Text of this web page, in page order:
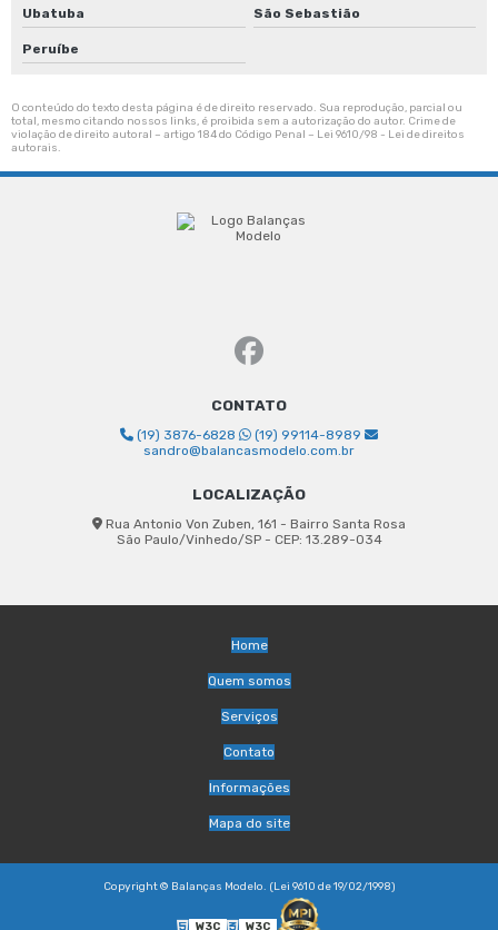
Ubatuba São Sebastião
Peruíbe
O conteúdo do texto desta página é de direito reservado. Sua reprodução, parcial ou
total, mesmo citando nossos links, é proibida sem a autorização do autor. Crime de
violação de direito autoral – artigo 184 do Código Penal – Lei 9610/98 - Lei de direitos
autorais.
CONTATO
(19) 3876-6828
(19) 99114-8989
sandro@balancasmodelo.com.br
LOCALIZAÇÃO
Rua Antonio Von Zuben, 161 - Bairro Santa Rosa
São Paulo/Vinhedo/SP - CEP: 13.289-034
Home
Quem somos
Serviços
Contato
Informações
Mapa do site
Copyright © Balanças Modelo. (Lei 9610 de 19/02/1998)
W3C W3C